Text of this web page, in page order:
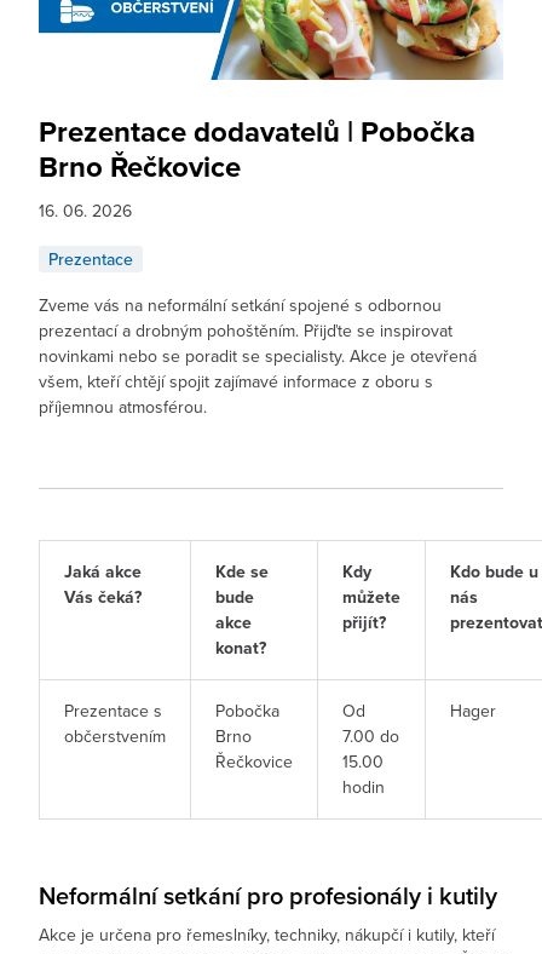
Prezentace dodavatelů | Pobočka
Brno Řečkovice
16. 06. 2026
Prezentace
Zveme vás na neformální setkání spojené s odbornou
prezentací a drobným pohoštěním. Přijďte se inspirovat
novinkami nebo se poradit se specialisty. Akce je otevřená
všem, kteří chtějí spojit zajímavé informace z oboru s
příjemnou atmosférou.
Jaká akce
Vás čeká?
Kde se
bude
akce
konat?
Kdy
můžete
přijít?
Kdo bude u
nás
Prezentace s
občerstvením
Pobočka
Brno
Řečkovice
Od
7.00 do
15.00
hodin
Hager
Neformální setkání pro profesionály i kutily
Akce je určena pro řemeslníky, techniky, nákupčí i kutily, kteří